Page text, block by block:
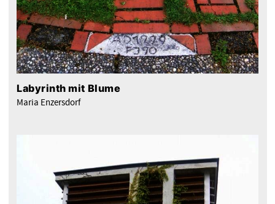
Labyrinth mit Blume
Maria Enzersdorf